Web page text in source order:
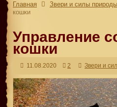
Главная Звери и силы природы
кошки
Управление
кошки
11.08.2020 2 Звери и